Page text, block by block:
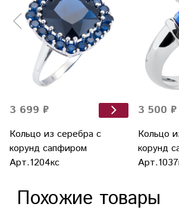
3 699 ₽
Кольцо из серебра с
корунд сапфиром
Арт.1204кс
3 500 ₽
Кольцо
корунд
Похожие товары